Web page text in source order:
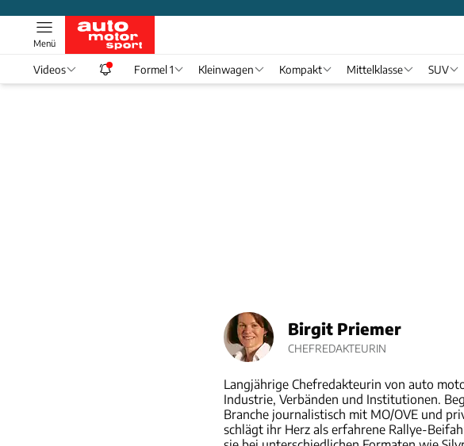
Menü
Videos Formel 1 Kleinwagen Kompakt Mittelklasse SUV
Birgit Priemer
CHEFREDAKTEURIN
Langjährige Chefredakteurin von auto
Industrie, Verbänden und Institutionen.
Branche journalistisch mit MO/OVE und
schlägt ihr Herz als erfahrene Rallye-